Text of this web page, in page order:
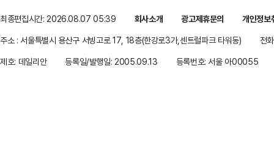
최종편집시간: 2026.08.07 05:39 회사소개 광고제휴문의
개인정보
주소 : 서울특별시 용산구 서빙고로 17, 18층(한강로3가,센트럴파크 타워동)
전
제호: 데일리안
등록일/발행일: 2005.09.13 등록번호: 서울 아00055